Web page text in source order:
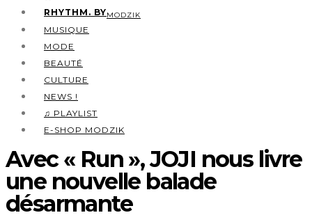
RHYTHM. BYMODZIK
MUSIQUE
MODE
BEAUTÉ
CULTURE
NEWS !
♫ PLAYLIST
E-SHOP MODZIK
Avec « Run », JOJI nous livre
une nouvelle balade
désarmante